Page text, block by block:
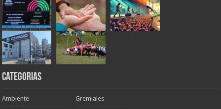
Categorias
Ambiente Gremiales